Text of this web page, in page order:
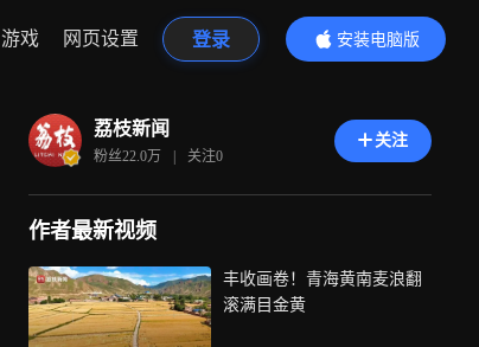
游戏 网页设置 登录
安装电脑版
内容更精彩
荔枝新闻
粉丝22.0万 | 关注0
关注
作者最新视频
丰收画卷！青海黄南麦浪翻
滚满目金黄